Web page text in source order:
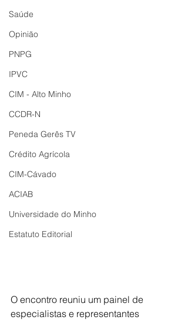
Saúde
Opinião
PNPG
IPVC
CIM - Alto Minho
CCDR-N
Peneda Gerês TV
Crédito Agrícola
CIM-Cávado
ACIAB
Universidade do Minho
Estatuto Editorial
O encontro reuniu um painel de
especialistas e representantes